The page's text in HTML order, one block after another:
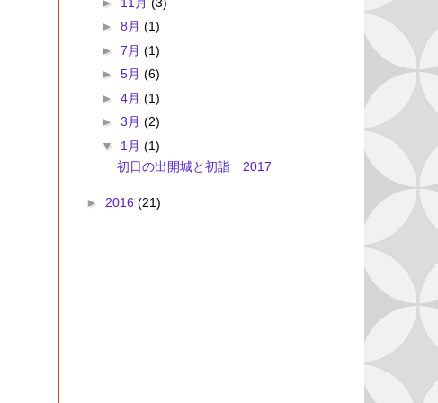
► 8月 (1)
► 7月 (1)
► 5月 (6)
► 4月 (1)
► 3月 (2)
▼ 1月 (1)
初日の出開城と初詣 2017
► 2016 (21)